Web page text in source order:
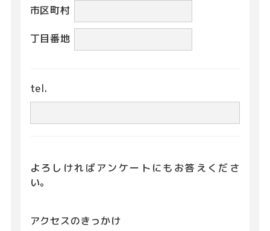
市区町村
丁目番地
tel.
よろしければアンケートにもお答えくださ
い。
アクセスのきっかけ